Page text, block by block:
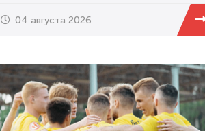
04 августа 2026